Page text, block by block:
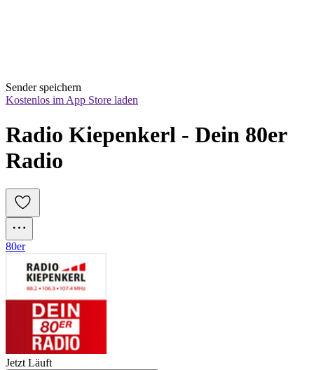
Sender speichern
Kostenlos im App Store laden
Radio Kiepenkerl - Dein 80er
Radio
80er
Jetzt Läuft